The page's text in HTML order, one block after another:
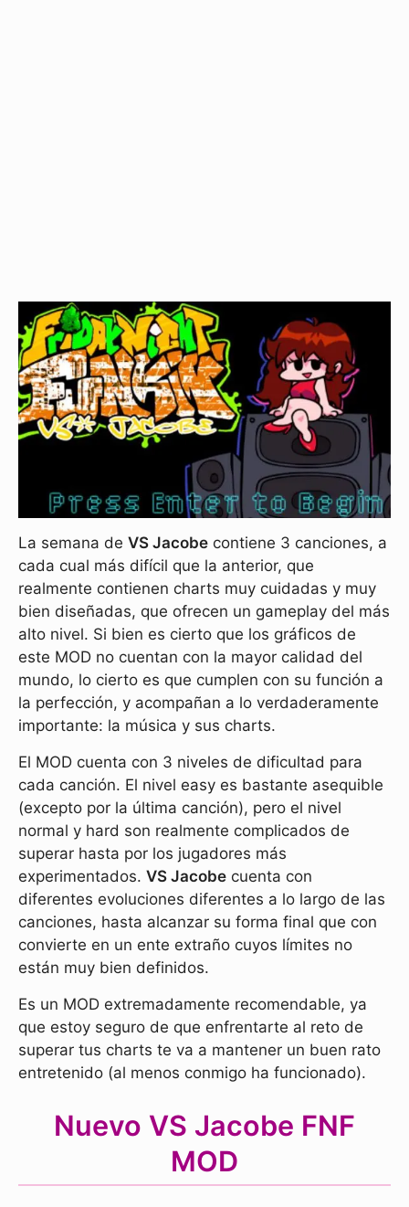
La semana de VS Jacobe contiene 3 canciones, a
cada cual más difícil que la anterior, que
realmente contienen charts muy cuidadas y muy
bien diseñadas, que ofrecen un gameplay del más
alto nivel. Si bien es cierto que los gráficos de
este MOD no cuentan con la mayor calidad del
mundo, lo cierto es que cumplen con su función a
la perfección, y acompañan a lo verdaderamente
importante: la música y sus charts.
El MOD cuenta con 3 niveles de dificultad para
cada canción. El nivel easy es bastante asequible
(excepto por la última canción), pero el nivel
normal y hard son realmente complicados de
superar hasta por los jugadores más
experimentados. VS Jacobe cuenta con
diferentes evoluciones diferentes a lo largo de las
canciones, hasta alcanzar su forma final que con
convierte en un ente extraño cuyos límites no
están muy bien definidos.
Es un MOD extremadamente recomendable, ya
que estoy seguro de que enfrentarte al reto de
superar tus charts te va a mantener un buen rato
entretenido (al menos conmigo ha funcionado).
Nuevo VS Jacobe FNF
MOD